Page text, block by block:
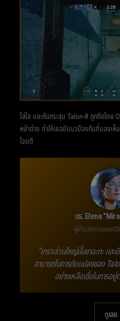
ดร. Elena
ผู้อำนวยการแผนก
“เกราะส่วนใหญ่นั้นเทอะทะ แล
สามารถในการดัดแปลงของ
อย่างเหลือเชื่อในการอ
โล่ใส และกันกระสุน Talon-8 ถูกถือโดย
หน้าต่าง ทำให้เธอมีแนวป้องกันที่มองเ
โจมตี
ดูเลย